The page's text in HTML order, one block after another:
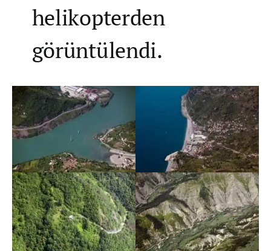
helikopterden
görüntülendi.